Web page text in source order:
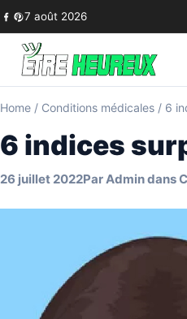
Skip to content
7 août 2026
Home / Conditions médicales / 6
6 indices
26 juillet 2022ParAdmindans